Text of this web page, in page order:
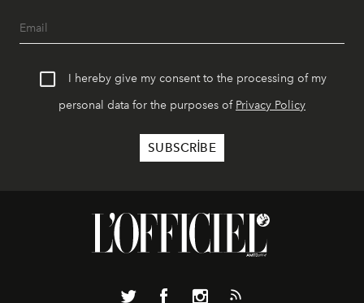
I hereby give my consent to the processing of my
personal data for the purposes of Privacy Policy